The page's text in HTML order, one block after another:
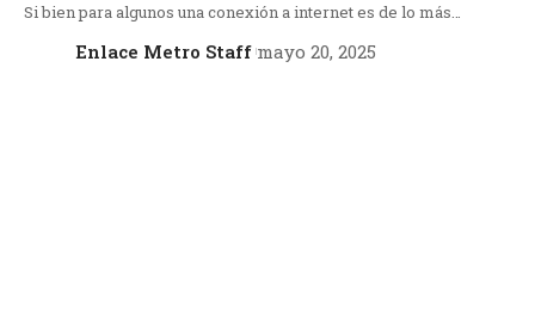
Si bien para algunos una conexión a internet es de lo más…
Enlace Metro Staff mayo 20, 2025